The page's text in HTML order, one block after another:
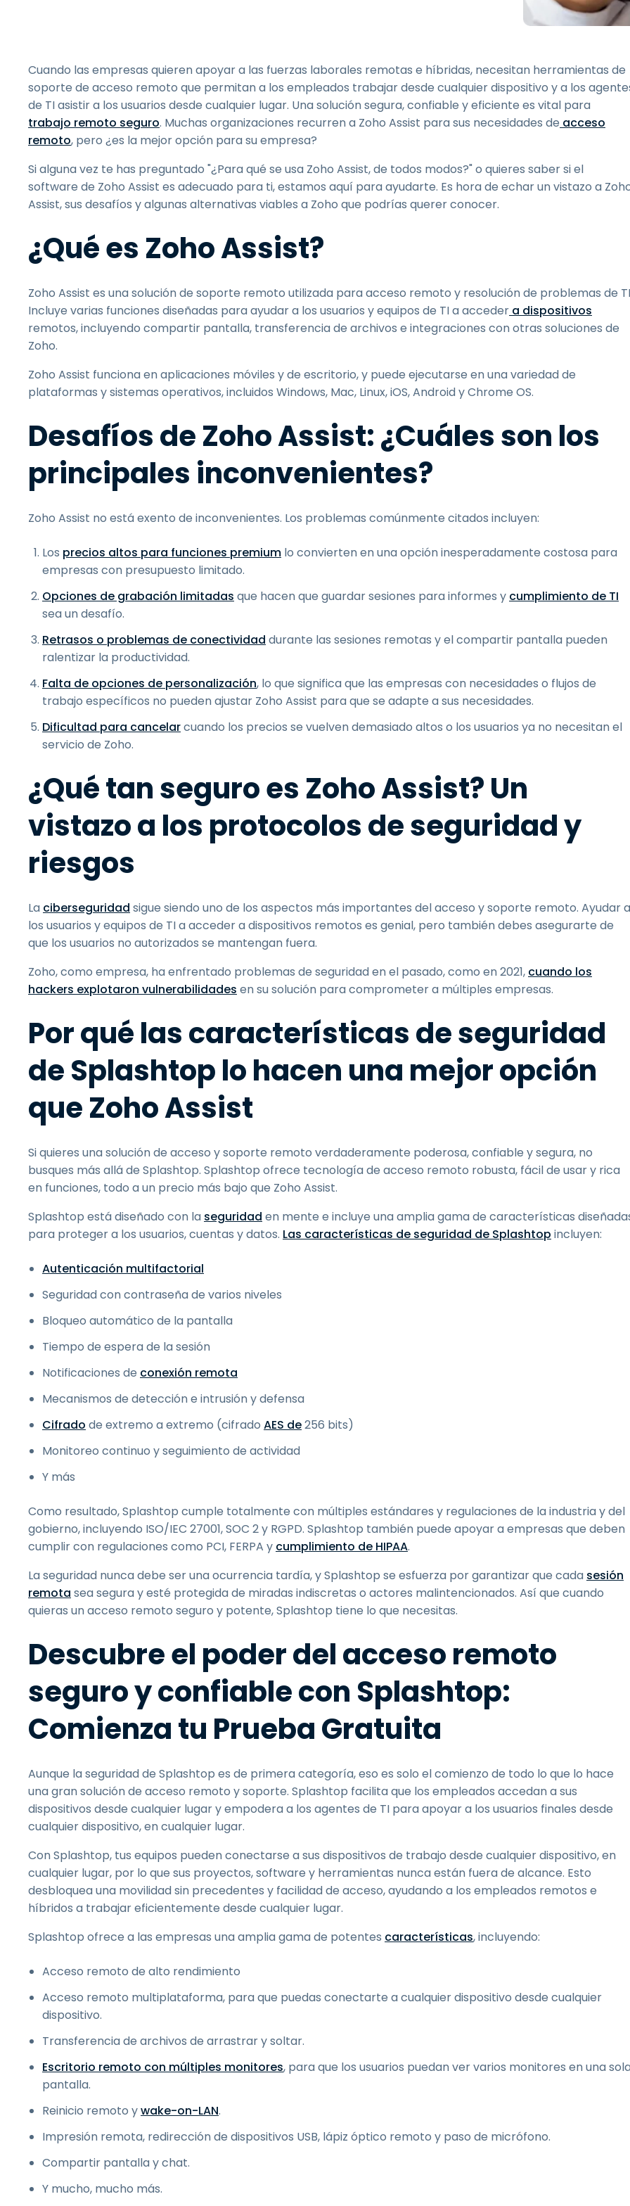
Acceso remoto a través
Acceso Remoto a
Laboratorio
Seguridad del punto final
necesidades
sectores
Cuando las empresas quieren apoyar a las fuerzas laborales remotas e híbridas, necesitan herramientas de
soporte de acceso remoto que permitan a los empleados trabajar desde cualquier dispositivo y a los
de TI asistir a los usuarios desde cualquier lugar. Una solución segura, confiable y eficiente es vital para
trabajo remoto seguro. Muchas organizaciones recurren a Zoho Assist para sus necesidades de acceso
remoto, pero ¿es la mejor opción para su empresa?
Si alguna vez te has preguntado "¿Para qué se usa Zoho Assist, de todos modos?" o quieres saber si el
software de Zoho Assist es adecuado para ti, estamos aquí para ayudarte. Es hora de echar un vistazo a
Assist, sus desafíos y algunas alternativas viables a Zoho que podrías querer conocer.
¿Qué es Zoho Assist?
Zoho Assist es una solución de soporte remoto utilizada para acceso remoto y resolución de problemas de
Incluye varias funciones diseñadas para ayudar a los usuarios y equipos de TI a acceder a dispositivos
remotos, incluyendo compartir pantalla, transferencia de archivos e integraciones con otras soluciones de
Zoho.
Zoho Assist funciona en aplicaciones móviles y de escritorio, y puede ejecutarse en una variedad de
plataformas y sistemas operativos, incluidos Windows, Mac, Linux, iOS, Android y Chrome OS.
Desafíos de Zoho Assist: ¿Cuáles son los
principales inconvenientes?
Zoho Assist no está exento de inconvenientes. Los problemas comúnmente citados incluyen:
Los precios altos para funciones premium lo convierten en una opción inesperadamente costosa para
empresas con presupuesto limitado.
Opciones de grabación limitadas que hacen que guardar sesiones para informes y cumplimiento de TI
sea un desafío.
Retrasos o problemas de conectividad durante las sesiones remotas y el compartir pantalla pueden
ralentizar la productividad.
Falta de opciones de personalización, lo que significa que las empresas con necesidades o flujos de
trabajo específicos no pueden ajustar Zoho Assist para que se adapte a sus necesidades.
Dificultad para cancelarcuando los precios se vuelven demasiado altos o los usuarios ya no necesitan el
servicio de Zoho.
¿Qué tan seguro es Zoho Assist? Un
vistazo a los protocolos de seguridad y
riesgos
La ciberseguridad sigue siendo uno de los aspectos más importantes del acceso y soporte remoto. Ayudar a
los usuarios y equipos de TI a acceder a dispositivos remotos es genial, pero también debes asegurarte de
que los usuarios no autorizados se mantengan fuera.
Zoho, como empresa, ha enfrentado problemas de seguridad en el pasado, como en 2021, cuando los
hackers explotaron vulnerabilidades en su solución para comprometer a múltiples empresas.
Por qué las características de seguridad
de Splashtop lo hacen una mejor opción
que Zoho Assist
Si quieres una solución de acceso y soporte remoto verdaderamente poderosa, confiable y segura, no
busques más allá de Splashtop. Splashtop ofrece tecnología de acceso remoto robusta, fácil de usar y rica
en funciones, todo a un precio más bajo que Zoho Assist.
Splashtop está diseñado con la seguridad en mente e incluye una amplia gama de características
para proteger a los usuarios, cuentas y datos. Las características de seguridad de Splashtop incluyen:
Autenticación multifactorial
Seguridad con contraseña de varios niveles
Bloqueo automático de la pantalla
Tiempo de espera de la sesión
Notificaciones de conexión remota
Mecanismos de detección e intrusión y defensa
Cifrado de extremo a extremo (cifrado AES de256 bits)
Monitoreo continuo y seguimiento de actividad
Y más
Como resultado, Splashtop cumple totalmente con múltiples estándares y regulaciones de la industria y del
gobierno, incluyendo ISO/IEC 27001, SOC 2 y RGPD. Splashtop también puede apoyar a empresas que deben
cumplir con regulaciones como PCI, FERPA y cumplimiento de HIPAA.
La seguridad nunca debe ser una ocurrencia tardía, y Splashtop se esfuerza por garantizar que cada sesión
remota sea segura y esté protegida de miradas indiscretas o actores malintencionados. Así que cuando
quieras un acceso remoto seguro y potente, Splashtop tiene lo que necesitas.
Descubre el poder del acceso remoto
seguro y confiable con Splashtop:
Comienza tu Prueba Gratuita
Aunque la seguridad de Splashtop es de primera categoría, eso es solo el comienzo de todo lo que lo hace
una gran solución de acceso remoto y soporte. Splashtop facilita que los empleados accedan a sus
dispositivos desde cualquier lugar y empodera a los agentes de TI para apoyar a los usuarios finales desde
cualquier dispositivo, en cualquier lugar.
Con Splashtop, tus equipos pueden conectarse a sus dispositivos de trabajo desde cualquier dispositivo, en
cualquier lugar, por lo que sus proyectos, software y herramientas nunca están fuera de alcance. Esto
desbloquea una movilidad sin precedentes y facilidad de acceso, ayudando a los empleados remotos e
híbridos a trabajar eficientemente desde cualquier lugar.
Splashtop ofrece a las empresas una amplia gama de potentes características, incluyendo:
Acceso remoto de alto rendimiento
Acceso remoto multiplataforma, para que puedas conectarte a cualquier dispositivo desde cualquier
dispositivo.
Transferencia de archivos de arrastrar y soltar.
Escritorio remoto con múltiples monitores, para que los usuarios puedan ver varios monitores en una
pantalla.
Reinicio remoto ywake-on-LAN.
Impresión remota, redirección de dispositivos USB, lápiz óptico remoto y paso de micrófono.
Compartir pantalla y chat.
Y mucho, mucho más.